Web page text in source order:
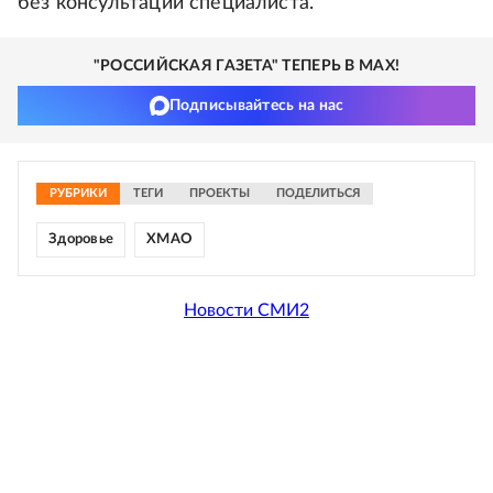
"РОССИЙСКАЯ ГАЗЕТА" ТЕПЕРЬ В MAX!
Подписывайтесь на нас
РУБРИКИ ТЕГИ ПРОЕКТЫ ПОДЕЛИТЬСЯ
Здоровье ХМАО
Новости СМИ2